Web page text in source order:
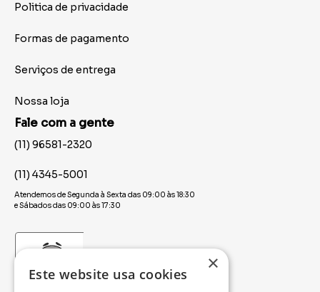
Politica de privacidade
Formas de pagamento
Serviços de entrega
Nossa loja
Fale com a gente
(11) 96581-2320
(11) 4345-5001
Atendemos de Segunda à Sexta das 09:00 às 18:30
e Sábados das 09:00 às 17:30
×
Este website usa cookies